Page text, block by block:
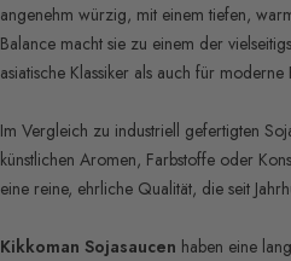
angenehm würzig, mit einem tiefen,
Balance macht sie zu einem der
asiatische Klassiker als auch für moderne
Im Vergleich zu industriell gefertigten
künstlichen Aromen, Farbstoffe oder
eine reine, ehrliche Qualität, die seit
Kikkoman Sojasaucen haben eine